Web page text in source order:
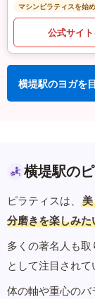
マシンピラティスを始
公式サイ
横堤駅のヨガを
横堤駅の
ピラティスは、
分磨きを楽しみた
多くの著名人も
として注目されて
体の軸や重心のバ